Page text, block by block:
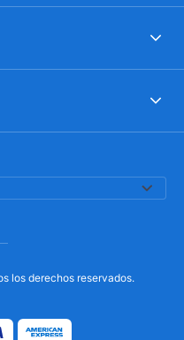
los derechos reservados.